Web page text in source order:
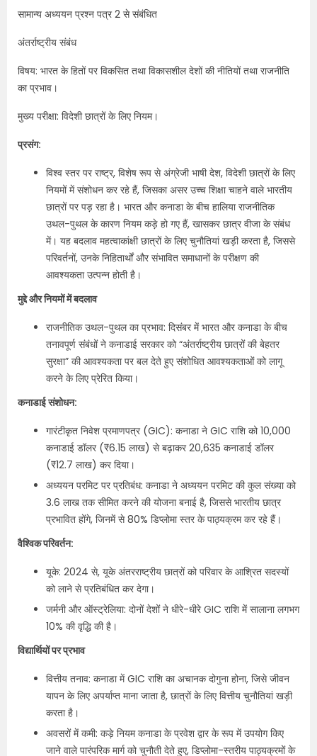
सामान्य अध्ययन प्रश्न पत्र 2 से संबंधित
अंतर्राष्ट्रीय संबंध
विषय: भारत के हितों पर विकसित तथा विकासशील देशों की नीतियों तथा राजनीति
का प्रभाव।
मुख्य परीक्षा: विदेशी छात्रों के लिए नियम।
प्रसंग:
विश्व स्तर पर राष्ट्र, विशेष रूप से अंग्रेजी भाषी देश, विदेशी छात्रों के लिए
नियमों में संशोधन कर रहे हैं, जिसका असर उच्च शिक्षा चाहने वाले भारतीय
छात्रों पर पड़ रहा है। भारत और कनाडा के बीच हालिया राजनीतिक
उथल-पुथल के कारण नियम कड़े हो गए हैं, खासकर छात्र वीजा के संबंध
में। यह बदलाव महत्वाकांक्षी छात्रों के लिए चुनौतियां खड़ी करता है, जिससे
परिवर्तनों, उनके निहितार्थों और संभावित समाधानों के परीक्षण की
आवश्यकता उत्पन्न होती है।
मुद्दे और नियमों में बदलाव
राजनीतिक उथल-पुथल का प्रभाव: दिसंबर में भारत और कनाडा के बीच
तनावपूर्ण संबंधों ने कनाडाई सरकार को “अंतर्राष्ट्रीय छात्रों की बेहतर
सुरक्षा” की आवश्यकता पर बल देते हुए संशोधित आवश्यकताओं को लागू
करने के लिए प्रेरित किया।
कनाडाई संशोधन:
गारंटीकृत निवेश प्रमाणपत्र (GIC): कनाडा ने GIC राशि को 10,000
कनाडाई डॉलर (₹6.15 लाख) से बढ़ाकर 20,635 कनाडाई डॉलर
(₹12.7 लाख) कर दिया।
अध्ययन परमिट पर प्रतिबंध: कनाडा ने अध्ययन परमिट की कुल संख्या को
3.6 लाख तक सीमित करने की योजना बनाई है, जिससे भारतीय छात्र
प्रभावित होंगे, जिनमें से 80% डिप्लोमा स्तर के पाठ्यक्रम कर रहे हैं।
वैश्विक परिवर्तन:
यूके: 2024 से, यूके अंतरराष्ट्रीय छात्रों को परिवार के आश्रित सदस्यों
को लाने से प्रतिबंधित कर देगा।
जर्मनी और ऑस्ट्रेलिया: दोनों देशों ने धीरे-धीरे GIC राशि में सालाना लगभग
10% की वृद्धि की है।
विद्यार्थियों पर प्रभाव
वित्तीय तनाव: कनाडा में GIC राशि का अचानक दोगुना होना, जिसे जीवन
यापन के लिए अपर्याप्त माना जाता है, छात्रों के लिए वित्तीय चुनौतियां खड़ी
करता है।
अवसरों में कमी: कड़े नियम कनाडा के प्रवेश द्वार के रूप में उपयोग किए
जाने वाले पारंपरिक मार्ग को चुनौती देते हुए, डिप्लोमा-स्तरीय पाठ्यक्रमों के